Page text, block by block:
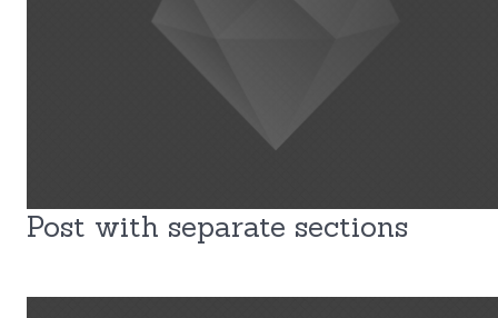
Post with separate sections